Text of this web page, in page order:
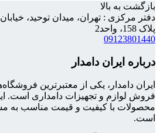
بازگشت به بالا
دفتر مرکزی : تهران، میدان توحید،
پلاک 158، واحد2
09123801440
درباره ایران دامدار
ایران دامدار، یکی از معتبرترین
فروش لوازم و تجهیزات دامداری است.
محصولات با کیفیت و قیمت مناسب به
است.